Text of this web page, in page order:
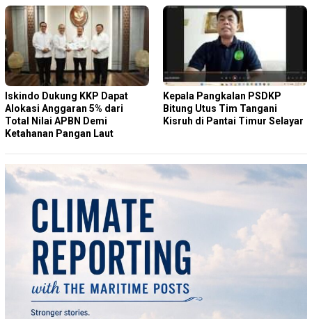
Iskindo Dukung KKP Dapat
Alokasi Anggaran 5% dari
Total Nilai APBN Demi
Ketahanan Pangan Laut
Kepala Pangkalan PSDKP
Bitung Utus Tim Tangani
Kisruh di Pantai Timur Selayar